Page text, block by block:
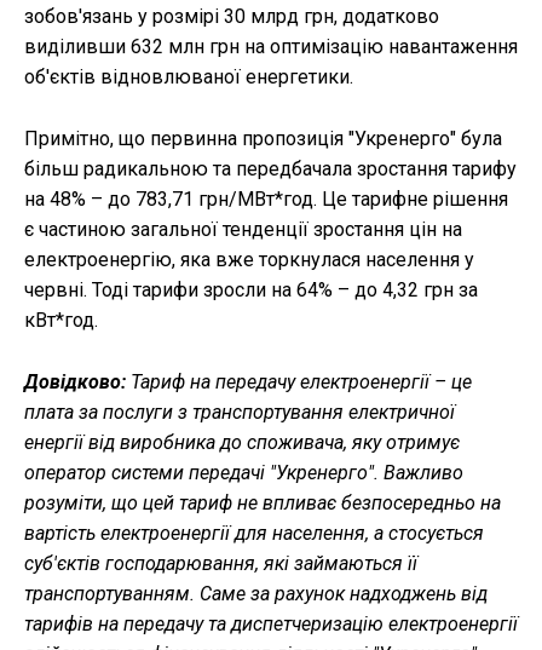
зобов'язань у розмірі 30 млрд грн, додатково
виділивши 632 млн грн на оптимізацію навантаження
об'єктів відновлюваної енергетики.
Примітно, що первинна пропозиція "Укренерго" була
більш радикальною та передбачала зростання тарифу
на 48% – до 783,71 грн/МВт*год. Це тарифне рішення
є частиною загальної тенденції зростання цін на
електроенергію, яка вже торкнулася населення у
червні. Тоді тарифи зросли на 64% – до 4,32 грн за
кВт*год.
Довідково: Тариф на передачу електроенергії – це
плата за послуги з транспортування електричної
енергії від виробника до споживача, яку отримує
оператор системи передачі "Укренерго". Важливо
розуміти, що цей тариф не впливає безпосередньо на
вартість електроенергії для населення, а стосується
суб'єктів господарювання, які займаються її
транспортуванням. Саме за рахунок надходжень від
тарифів на передачу та диспетчеризацію електроенергії